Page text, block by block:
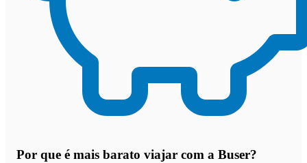
Por que é mais barato viajar com a Buser?